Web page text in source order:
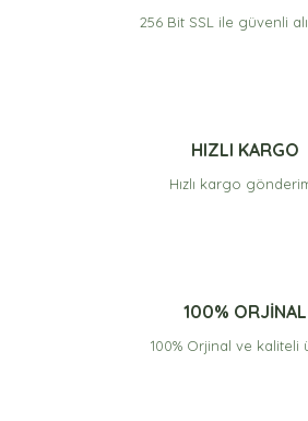
f... ş... | 05/03/2021
256 Bit SSL ile güvenli
HIZLI KARGO
Hızlı kargo
100% ORJİNAL
100% Orjinal ve kaliteli